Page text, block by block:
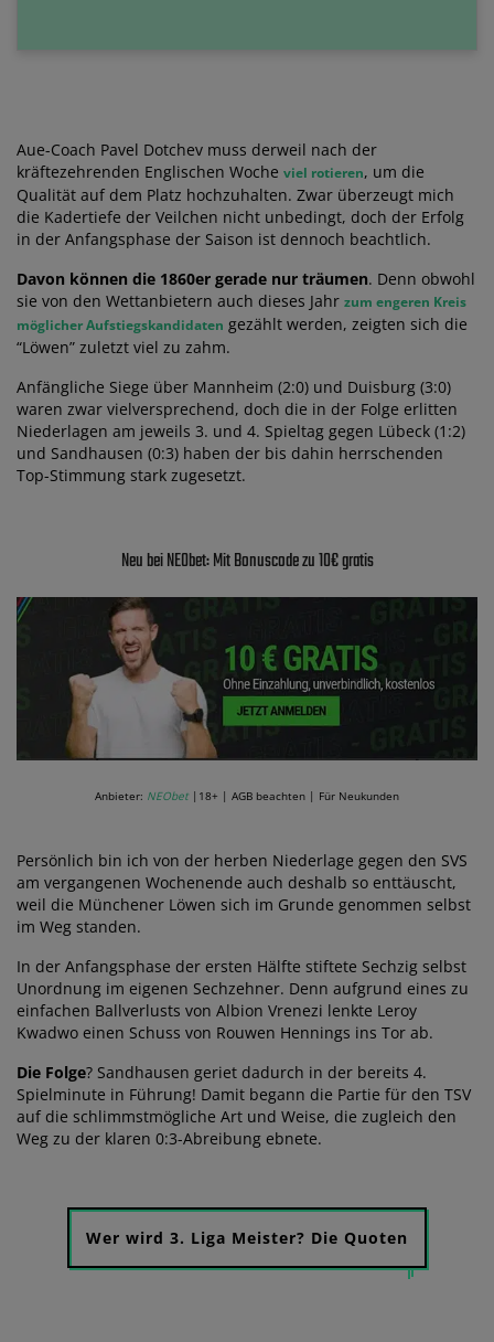
Aue-Coach Pavel Dotchev muss derweil nach der
kräftezehrenden Englischen Woche viel rotieren, um die
Qualität auf dem Platz hochzuhalten. Zwar überzeugt mich
die Kadertiefe der Veilchen nicht unbedingt, doch der Erfolg
in der Anfangsphase der Saison ist dennoch beachtlich.
Davon können die 1860er gerade nur träumen. Denn obwohl
sie von den Wettanbietern auch dieses Jahr zum engeren Kreis
möglicher Aufstiegskandidaten gezählt werden, zeigten sich die
“Löwen” zuletzt viel zu zahm.
Anfängliche Siege über Mannheim (2:0) und Duisburg (3:0)
waren zwar vielversprechend, doch die in der Folge erlitten
Niederlagen am jeweils 3. und 4. Spieltag gegen Lübeck (1:2)
und Sandhausen (0:3) haben der bis dahin herrschenden
Top-Stimmung stark zugesetzt.
Neu bei NEObet: Mit Bonuscode zu 10€ gratis
Anbieter: NEObet |18+ | AGB beachten | Für Neukunden
Persönlich bin ich von der herben Niederlage gegen den SVS
am vergangenen Wochenende auch deshalb so enttäuscht,
weil die Münchener Löwen sich im Grunde genommen selbst
im Weg standen.
In der Anfangsphase der ersten Hälfte stiftete Sechzig selbst
Unordnung im eigenen Sechzehner. Denn aufgrund eines zu
einfachen Ballverlusts von Albion Vrenezi lenkte Leroy
Kwadwo einen Schuss von Rouwen Hennings ins Tor ab.
Die Folge? Sandhausen geriet dadurch in der bereits 4.
Spielminute in Führung! Damit begann die Partie für den TSV
auf die schlimmstmögliche Art und Weise, die zugleich den
Weg zu der klaren 0:3-Abreibung ebnete.
Wer wird 3. Liga Meister? Die Quoten